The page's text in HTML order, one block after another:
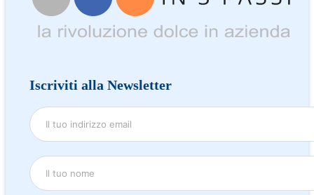
Iscriviti alla Newsletter